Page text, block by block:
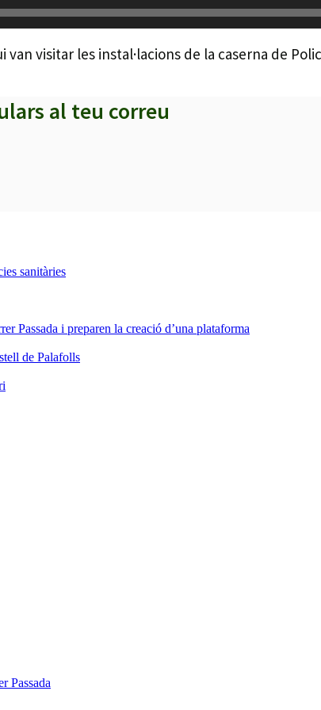
van visitar les instal·lacions de la caserna de
al teu correu
sanitàries
Passada i preparen la creació d’una plataforma
de Palafolls
Passada